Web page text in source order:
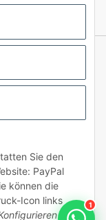
Sie den
PayPal
können die
Icon links
und
1